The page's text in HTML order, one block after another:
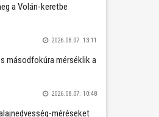
a Volán-keretbe
2026.08.07. 13:11
másodfokúra mérséklik a
2026.08.07. 10:48
méréseket